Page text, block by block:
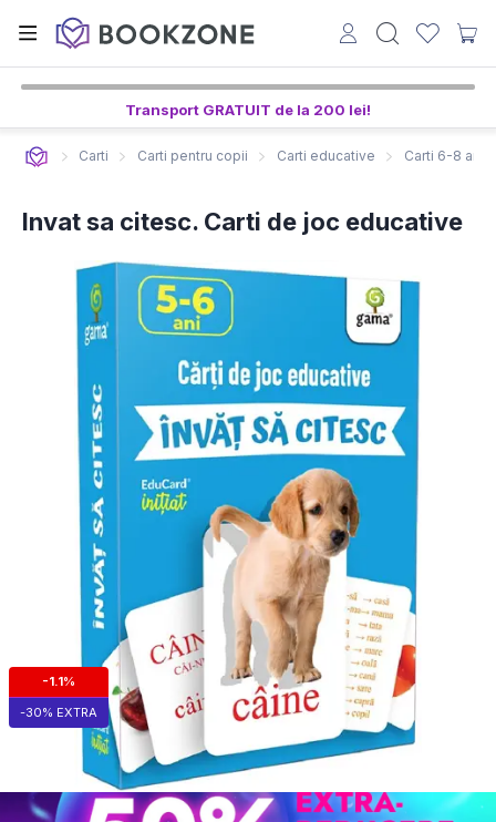
Transport GRATUIT de la 200 lei!
Carti Carti pentru copii Carti educative Carti 6-8 ani
Invat sa citesc. Carti de joc educative
-1.1%
-30% EXTRA